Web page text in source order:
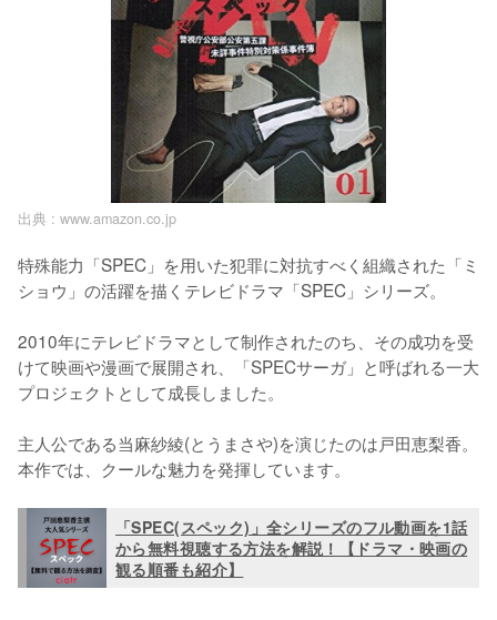
出典 : www.amazon.co.jp
特殊能力「SPEC」を用いた犯罪に対抗すべく組織された「ミ
ショウ」の活躍を描くテレビドラマ「SPEC」シリーズ。
2010年にテレビドラマとして制作されたのち、その成功を受
けて映画や漫画で展開され、「SPECサーガ」と呼ばれる一大
プロジェクトとして成長しました。
主人公である当麻紗綾(とうまさや)を演じたのは戸田恵梨香。
本作では、クールな魅力を発揮しています。
「SPEC(スペック)」全シリーズのフル動画を1話
から無料視聴する方法を解説！【ドラマ・映画の
観る順番も紹介】